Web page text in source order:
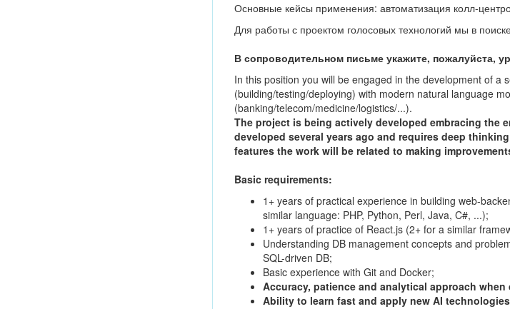
Основные кейсы применения: автоматизация колл-
Для работы с проектом голосовых технологий мы в
В сопроводительном письме укажите, пожалуйста,
In this position you will be engaged in the development of a
(building/testing/deploying) with modern natural language
(banking/telecom/medicine/logistics/...).
The project is being actively developed embracing the
developed several years ago and requires deep
features the work will be related to making
Basic requirements:
1+ years of practical experience in building web-
similar language: PHP, Python, Perl, Java, C#, ...);
1+ years of practice of React.js (2+ for a similar
Understanding DB management concepts and
SQL-driven DB;
Basic experience with Git and Docker;
Accuracy, patience and analytical approach
Ability to learn fast and apply new AI